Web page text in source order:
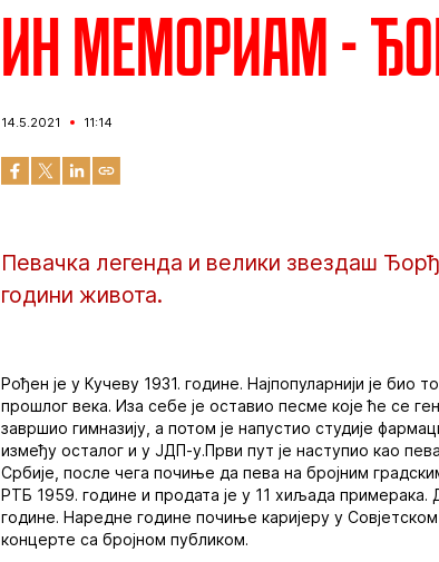
ИН МЕМОРИАМ -
14.5.2021 11:14
Певачка легенда и велики звездаш
години живота.
Рођен је у Кучеву 1931. године. Најпопуларнији је
прошлог века. Иза себе је оставио песме које ће се
завршио гимназију, а потом је напустио студије
између осталог и у ЈДП-у.Први пут је наступио као
Србије, после чега почиње да пева на бројним
РТБ 1959. године и продата је у 11 хиљада
године. Наредне године почиње каријеру у
концерте са бројном публиком.